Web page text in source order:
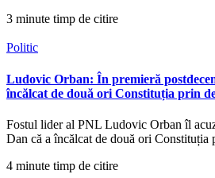
3 minute timp de citire
Politic
Ludovic Orban: În premieră
încălcat de două ori Constituția prin
Fostul lider al PNL Ludovic Orban îl
Dan că a încălcat de două ori
4 minute timp de citire